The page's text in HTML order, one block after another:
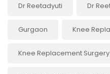
Dr Reetadyuti Dr
Gurgaon Knee
Knee Replacement Surgery